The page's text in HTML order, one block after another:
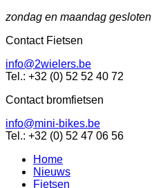
zondag en maandag gesloten
Contact Fietsen
info@2wielers.be
Tel.: +32 (0) 52 52 40 72
Contact bromfietsen
info@mini-bikes.be
Tel.: +32 (0) 52 47 06 56
Home
Nieuws
Fietsen